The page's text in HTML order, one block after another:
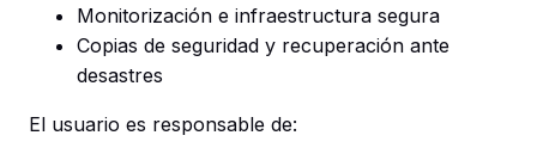
Monitorización e infraestructura segura
Copias de seguridad y recuperación ante
desastres
El usuario es responsable de: